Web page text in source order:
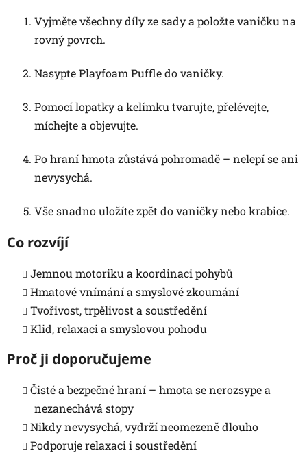
Vyjměte všechny díly ze sady a položte vaničku na
rovný povrch.
Nasypte Playfoam Puffle do vaničky.
Pomocí lopatky a kelímku tvarujte, přelévejte,
míchejte a objevujte.
Po hraní hmota zůstává pohromadě – nelepí se ani
nevysychá.
Vše snadno uložíte zpět do vaničky nebo krabice.
Co rozvíjí
Jemnou motoriku a koordinaci pohybů
Hmatové vnímání a smyslové zkoumání
Tvořivost, trpělivost a soustředění
Klid, relaxaci a smyslovou pohodu
Proč ji doporučujeme
Čisté a bezpečné hraní – hmota se nerozsype a
nezanechává stopy
Nikdy nevysychá, vydrží neomezeně dlouho
Podporuje relaxaci i soustředění